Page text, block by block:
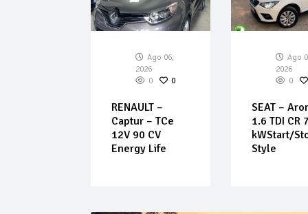
Ago 06,
2026
0
0
RENAULT –
Captur – TCe
12V 90 CV
Energy Life
Ago
2026
0
SEAT –
1.6 TDI CR
kWStart/
Style